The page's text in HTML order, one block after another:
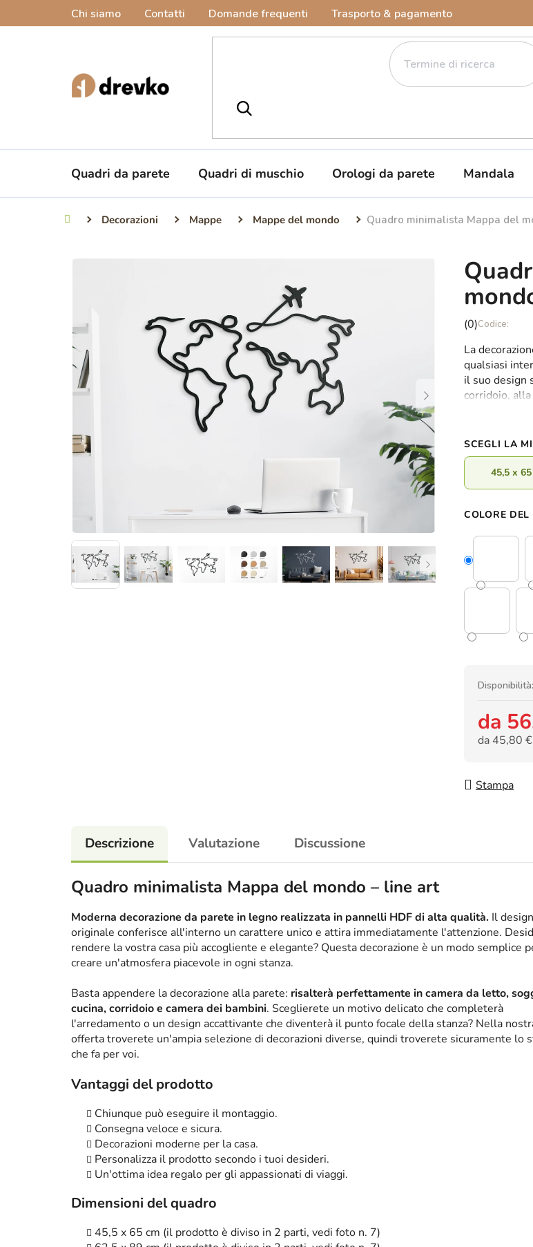
Chi siamo Contatti Domande frequenti Trasporto & pagamento
Quadri da parete Quadri di muschio Orologi da parete Mandala
Casa Decorazioni Mappe Mappe del mondo Quadro minimalista Mappa del
La
media
del
prodotto
è
5
stelle.
(0)
La
qualsiasi
il suo design
corridoio,
SCEGLI LA
45,5 x
COLORE
Disponibilità:
da
da 45,80 €
Stampa
Descrizione Valutazione Discussione
Quadro minimalista Mappa del mondo – line art
Moderna decorazione da parete in legno realizzata in pannelli HDF di alta qualità. Il design
originale conferisce all'interno un carattere unico e attira immediatamente l'attenzione.
rendere la vostra casa più accogliente e elegante? Questa decorazione è un modo semplice
creare un'atmosfera piacevole in ogni stanza.
Basta appendere la decorazione alla parete: risalterà perfettamente in camera da letto,
cucina, corridoio e camera dei bambini. Sceglierete un motivo delicato che completerà
l'arredamento o un design accattivante che diventerà il punto focale della stanza? Nella
offerta troverete un'ampia selezione di decorazioni diverse, quindi troverete sicuramente lo
che fa per voi.
Vantaggi del prodotto
Chiunque può eseguire il montaggio.
Consegna veloce e sicura.
Decorazioni moderne per la casa.
Personalizza il prodotto secondo i tuoi desideri.
Un'ottima idea regalo per gli appassionati di viaggi.
Dimensioni del quadro
45,5 x 65 cm (il prodotto è diviso in 2 parti, vedi foto n. 7)